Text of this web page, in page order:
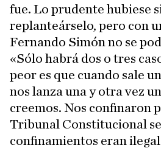
fue. Lo prudente hubiese
replanteárselo, pero con
Fernando Simón no se
«Sólo habrá dos o tres
peor es que cuando sale
nos lanza una y otra vez
creemos. Nos confinaron
Tribunal Constitucional
confinamientos eran